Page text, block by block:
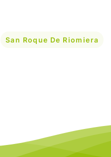
San Roque De Riomiera